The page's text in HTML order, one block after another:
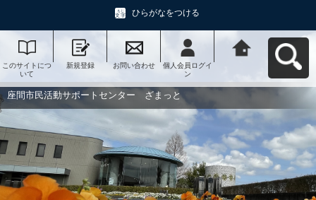
ひらがなをつける
このサイトにつ
いて
新規登録 お問い合わせ
個人会員ログイ
ン
ー ざまっとへ
座間市民活動サポートセンター ざまっと